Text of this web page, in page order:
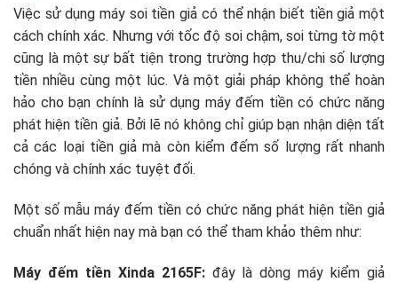
Việc sử dụng máy soi tiền giả có thể nhận biết tiền giả một
cách chính xác. Nhưng với tốc độ soi chậm, soi từng tờ một
cũng là một sự bất tiện trong trường hợp thu/chi số lượng
tiền nhiều cùng một lúc. Và một giải pháp không thể hoàn
hảo cho bạn chính là sử dụng máy đếm tiền có chức năng
phát hiện tiền giả. Bởi lẽ nó không chỉ giúp bạn nhận diện tất
cả các loại tiền giả mà còn kiểm đếm số lượng rất nhanh
chóng và chính xác tuyệt đối.
Một số mẫu máy đếm tiền có chức năng phát hiện tiền giả
chuẩn nhất hiện nay mà bạn có thể tham khảo thêm như:
Máy đếm tiền Xinda 2165F: đây là dòng máy kiểm giả